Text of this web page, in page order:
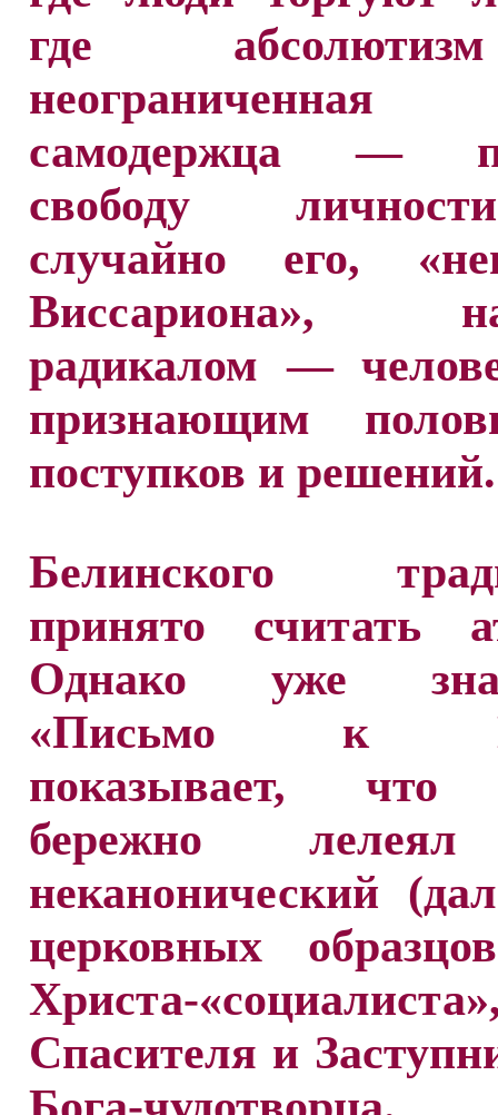
где
неограниченная
самодержца —
свободу
случайно его,
Виссариона»,
радикалом —
признающим
поступков и решений.
Белинского
принято считать
Однако уже
«Письмо к
показывает, что
бережно
неканонический
церковных
Христа-
Спасителя и